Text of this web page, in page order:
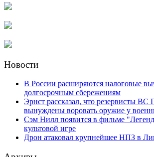
Новости
В России расширяются налоговые
долгосрочным сбережениям
Эрнст рассказал, что резервисты ВС
вынуждены воровать оружие у
Сэм Нилл появится в фильме
культовой игре
Дрон атаковал крупнейшее НПЗ в